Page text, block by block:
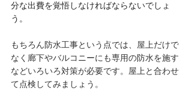
分な出費を覚悟しなければならないでしょ
う。
もちろん防水工事という点では、屋上だけで
なく廊下やバルコニーにも専用の防水を施す
などいろいろ対策が必要です。屋上と合わせ
て点検してみましょう。